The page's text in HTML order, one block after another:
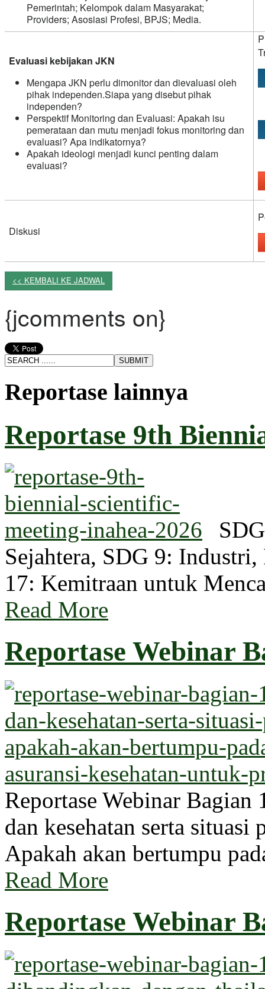
Pemerintah; Kelompok dalam Masyarakat;
Providers; Asosiasi Profesi, BPJS; Media.
Evaluasi kebijakan JKN
Mengapa JKN perlu dimonitor dan dievaluasi oleh
pihak independen.Siapa yang disebut pihak
independen?
Perspektif Monitoring dan Evaluasi: Apakah isu
pemerataan dan mutu menjadi fokus monitoring dan
evaluasi? Apa indikatornya?
Apakah ideologi menjadi kunci penting dalam
evaluasi?
Diskusi
<< KEMBALI KE JADWAL
{jcomments on}
Reportase lainnya
Reportase 9th
Sejahtera, SDG 9:
17: Kemitraan untuk
Read More
Reportase Webinar
Reportase Webinar Bagian
dan kesehatan serta situasi
Apakah akan bertumpu
Read More
Reportase Webinar